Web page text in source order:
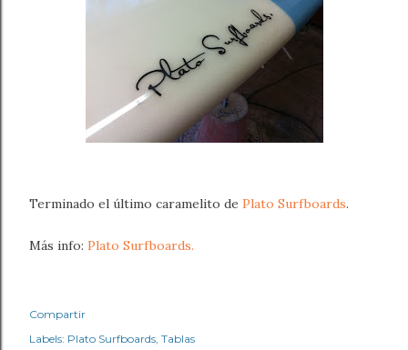
Terminado el último caramelito de Plato Surfboards.
Más info: Plato Surfboards.
Compartir
Labels: Plato Surfboards Tablas